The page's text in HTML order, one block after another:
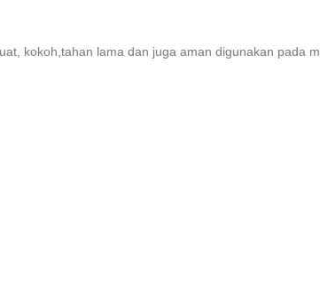
kokoh,tahan lama dan juga aman digunakan pada